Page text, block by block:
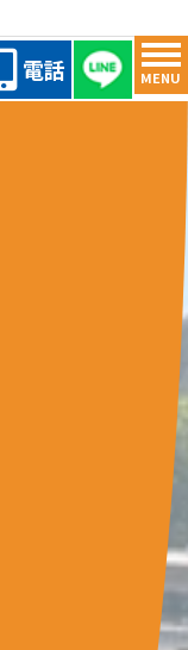
電話 MENU